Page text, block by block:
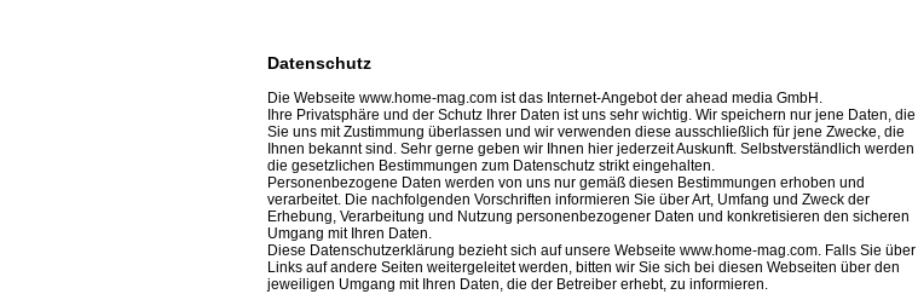
Datenschutz
Die Webseite www.home-mag.com ist das Internet-Angebot der ahead media GmbH.
Ihre Privatsphäre und der Schutz Ihrer Daten ist uns sehr wichtig. Wir speichern nur jene Daten, die
Sie uns mit Zustimmung überlassen und wir verwenden diese ausschließlich für jene Zwecke, die
Ihnen bekannt sind. Sehr gerne geben wir Ihnen hier jederzeit Auskunft. Selbstverständlich werden
die gesetzlichen Bestimmungen zum Datenschutz strikt eingehalten.
Personenbezogene Daten werden von uns nur gemäß diesen Bestimmungen erhoben und
verarbeitet. Die nachfolgenden Vorschriften informieren Sie über Art, Umfang und Zweck der
Erhebung, Verarbeitung und Nutzung personenbezogener Daten und konkretisieren den sicheren
Umgang mit Ihren Daten.
Diese Datenschutzerklärung bezieht sich auf unsere Webseite www.home-mag.com. Falls Sie über
Links auf andere Seiten weitergeleitet werden, bitten wir Sie sich bei diesen Webseiten über den
jeweiligen Umgang mit Ihren Daten, die der Betreiber erhebt, zu informieren.